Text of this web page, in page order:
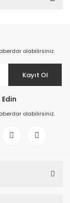
olabilirsiniz.
Kayıt Ol
olabilirsiniz.